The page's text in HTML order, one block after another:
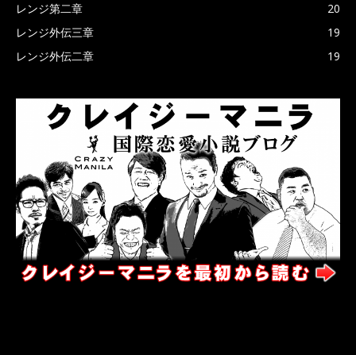
レンジ第二章
20
レンジ外伝三章
19
レンジ外伝二章
19